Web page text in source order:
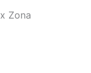
Zona